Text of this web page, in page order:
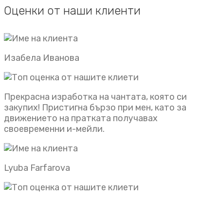
Оценки от наши клиенти
Изабела Иванова
Прекрасна изработка на чантата, която си
закупих! Пристигна бързо при мен, като за
движението на пратката получавах
своевременни и-мейли.
Lyuba Farfarova